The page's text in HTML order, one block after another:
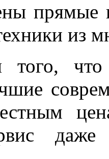
прямые
из
того,
даже